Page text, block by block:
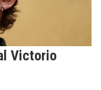
Victorio